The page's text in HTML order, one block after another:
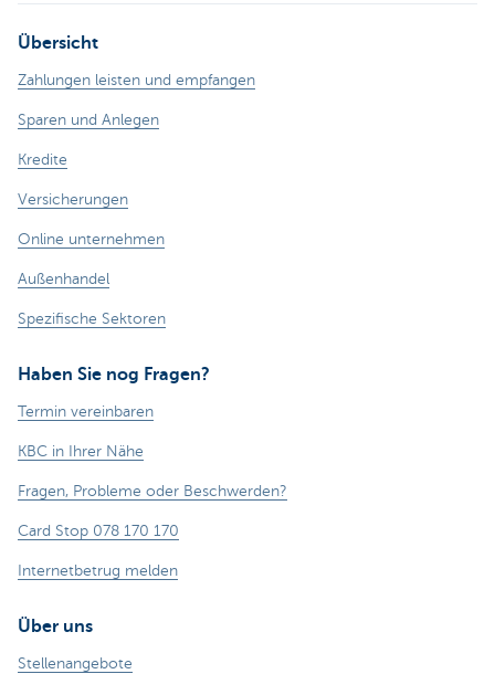
Übersicht
Zahlungen leisten und empfangen
Sparen und Anlegen
Kredite
Versicherungen
Online unternehmen
Außenhandel
Spezifische Sektoren
Haben Sie nog Fragen?
Termin vereinbaren
KBC in Ihrer Nähe
Fragen, Probleme oder Beschwerden?
Card Stop 078 170 170
Internetbetrug melden
Über uns
Stellenangebote